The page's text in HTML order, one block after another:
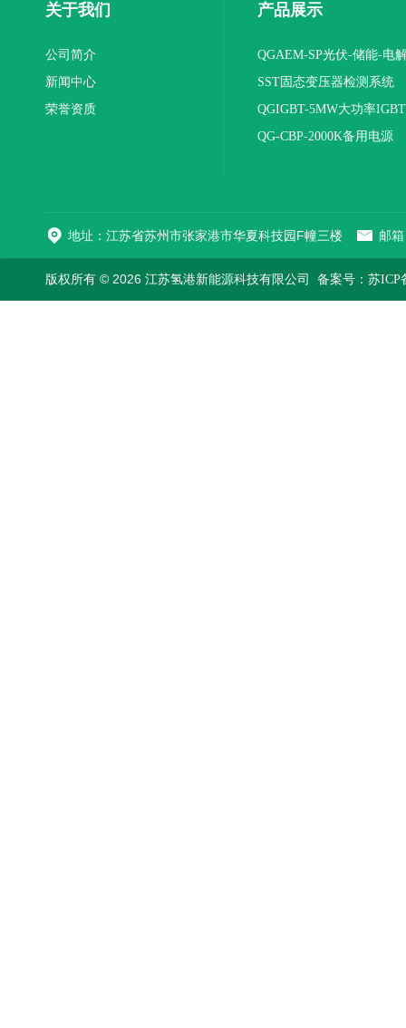
关于我们
公司简介
新闻中心
荣誉资质
产品展示
QGAEM-SP光伏-储能-电
体化测试平台
SST固态变压器检测系统
QGIGBT-5MW大功率
电源
QG-CBP-2000K备用电源
地址：江苏省苏州市张家港市华夏科技园F幢三楼 邮
版权所有 © 2026 江苏氢港新能源科技有限公司 备案号：苏ICP